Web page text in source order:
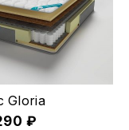
Gloria
₽